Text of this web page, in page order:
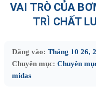
VAI TRÒ CỦA
TRÌ CHẤT
Đăng vào: Tháng 10 26,
Chuyên mục: Chuyên
midas